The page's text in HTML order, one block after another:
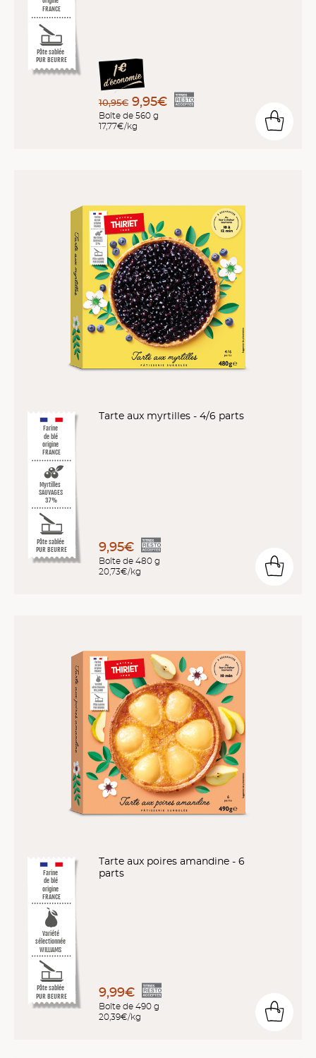
FRANCE
Pâte sablée
PUR BEURRE
10,95€ 9,95€
Boîte de 560 g
17,77€/kg
Farine
de blé
origine
FRANCE
Pâte sablée
PUR BEURRE
Myrtilles
SAUVAGES
37%
Tarte aux myrtilles - 4/6 parts
9,95€
Boîte de 480 g
20,73€/kg
Pâte sablée
PUR BEURRE
Variété
sélectionnée
WILLIAMS
Farine
de blé
origine
FRANCE
Tarte aux poires amandine - 6
parts
9,99€
Boîte de 490 g
20,39€/kg